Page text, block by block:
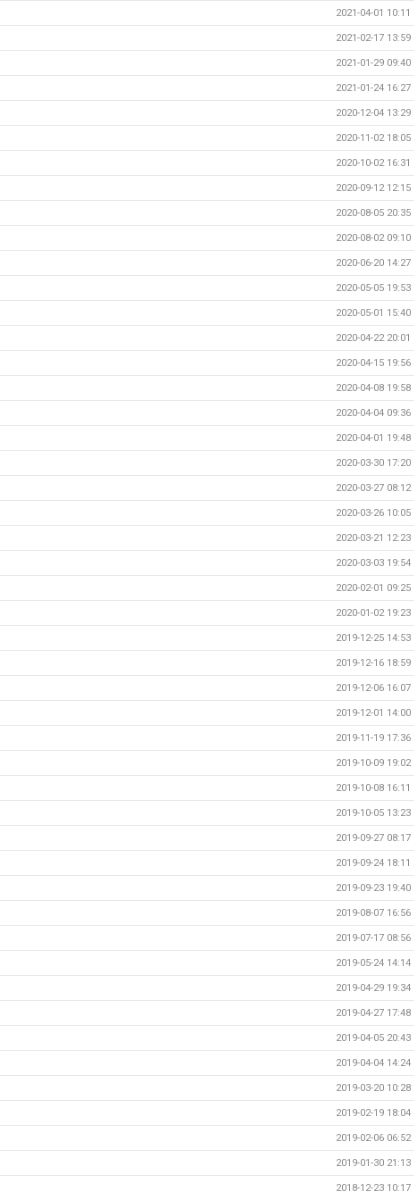
2021-04-01 10:11
2021-02-17 13:59
2021-01-29 09:40
2021-01-24 16:27
2020-12-04 13:29
2020-11-02 18:05
2020-10-02 16:31
2020-09-12 12:15
2020-08-05 20:35
2020-08-02 09:10
2020-06-20 14:27
2020-05-05 19:53
2020-05-01 15:40
2020-04-22 20:01
2020-04-15 19:56
2020-04-08 19:58
2020-04-04 09:36
2020-04-01 19:48
2020-03-30 17:20
2020-03-27 08:12
2020-03-26 10:05
2020-03-21 12:23
2020-03-03 19:54
2020-02-01 09:25
2020-01-02 19:23
2019-12-25 14:53
2019-12-16 18:59
2019-12-06 16:07
2019-12-01 14:00
2019-11-19 17:36
2019-10-09 19:02
2019-10-08 16:11
2019-10-05 13:23
2019-09-27 08:17
2019-09-24 18:11
2019-09-23 19:40
2019-08-07 16:56
2019-07-17 08:56
2019-05-24 14:14
2019-04-29 19:34
2019-04-27 17:48
2019-04-05 20:43
2019-04-04 14:24
2019-03-20 10:28
2019-02-19 18:04
2019-02-06 06:52
2019-01-30 21:13
2018-12-23 10:17